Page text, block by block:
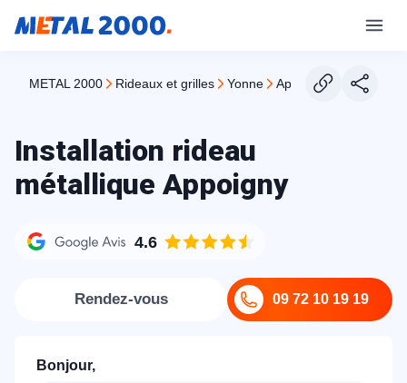
METAL 2000 rideaux et grilles yonne appoigny
Installation rideau
métallique Appoigny
4.6
09 72 10 19 19
Rendez-vous
Bonjour,